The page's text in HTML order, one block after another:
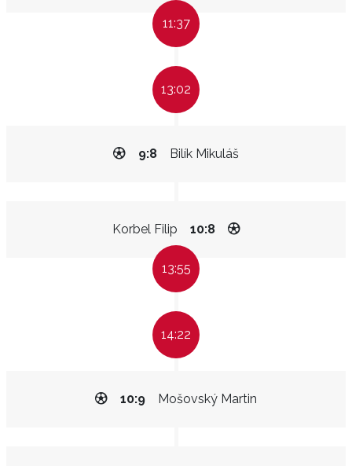
11:37
13:02
Bilík Mikuláš
9:8
Korbel Filip 10:8
13:55
14:22
Mošovský Martin
10:9